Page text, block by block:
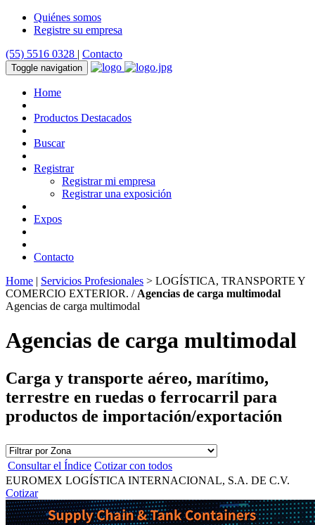
Quiénes somos
Registre su empresa
(55) 5516 0328 | Contacto
Toggle navigation
Home
Productos Destacados
Buscar
Registrar
Registrar mi empresa
Registrar una exposición
Expos
Contacto
Home | Servicios Profesionales > LOGÍSTICA, TRANSPORTE Y
COMERCIO EXTERIOR. / Agencias de carga multimodal
Agencias de carga multimodal
Agencias de carga multimodal
Carga y transporte aéreo, marítimo,
terrestre en ruedas o ferrocarril para
productos de importación/exportación
Consultar el Índice Cotizar con todos
EUROMEX LOGÍSTICA INTERNACIONAL, S.A. DE C.V.
Cotizar